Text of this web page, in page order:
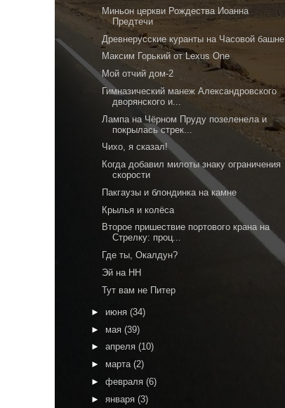
Миньон церкви Рождества Иоанна
Предтечи
Древнерусские куранты на Часовой башне
Максим Горький от Lexus One
Мой отчий дом-2
Гимназический манеж Александровского
дворянского и...
Лампа на Чёрном Пруду позеленела и
покрылась стрек...
Чихо, я сказал!
Когда добавил милоты знаку ограничения
скорости
Пакгаузы и блондинка на камне
Крылья и колёса
Второе пришествие портового крана на
Стрелку: проц...
Где ты, Окалдун?
Эй на НН
Тут вам не Питер
► июня (34)
► мая (39)
► апреля (10)
► марта (2)
► февраля (6)
► января (3)